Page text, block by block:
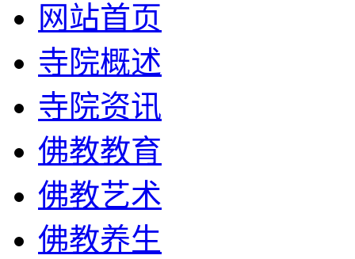
网站首页
寺院概述
寺院资讯
佛教教育
佛教艺术
佛教养生